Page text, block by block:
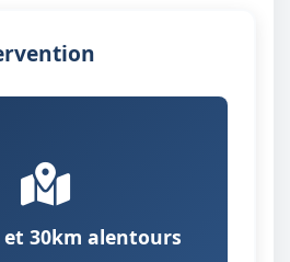
et 30km alentours